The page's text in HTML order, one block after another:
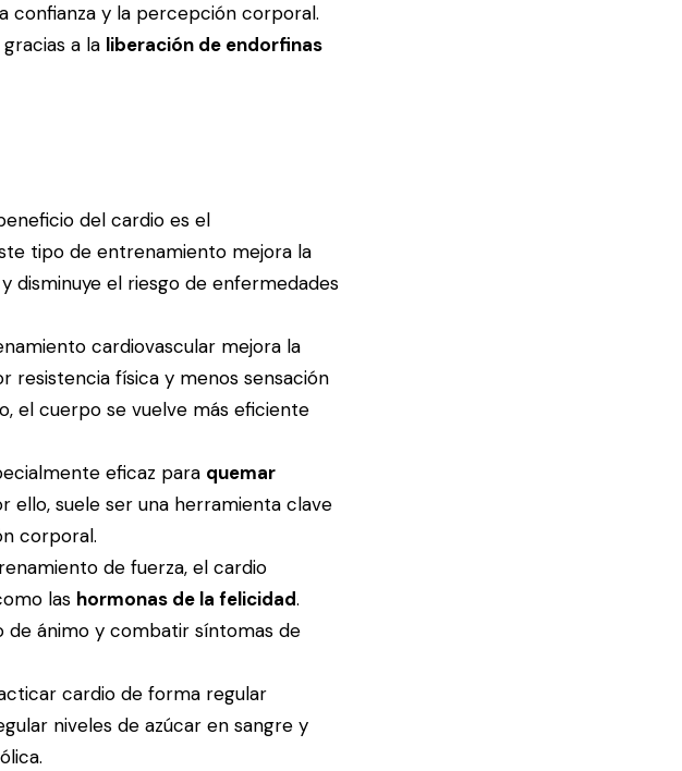
confianza y la percepción corporal.
a la liberación de endorfinas
del cardio es el
tipo de entrenamiento mejora la
disminuye el riesgo de enfermedades
cardiovascular mejora la
resistencia física y menos sensación
el cuerpo se vuelve más eficiente
eficaz para quemar
ello, suele ser una herramienta clave
corporal.
de fuerza, el cardio
las hormonas de la felicidad.
de ánimo y combatir síntomas de
cardio de forma regular
niveles de azúcar en sangre y